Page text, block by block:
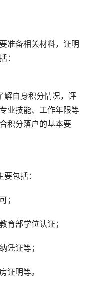
准备相关材料，证明
：
解自身积分情况，评
业技能、工作年限等
积分落户的基本要
包括：
；
育部学位认证；
凭证等；
证明等。